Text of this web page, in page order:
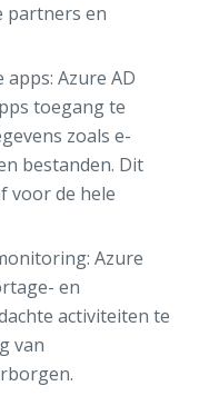
partners en
Azure AD
toegang te
zoals e-
bestanden. Dit
voor de hele
Azure
en
activiteiten te
van